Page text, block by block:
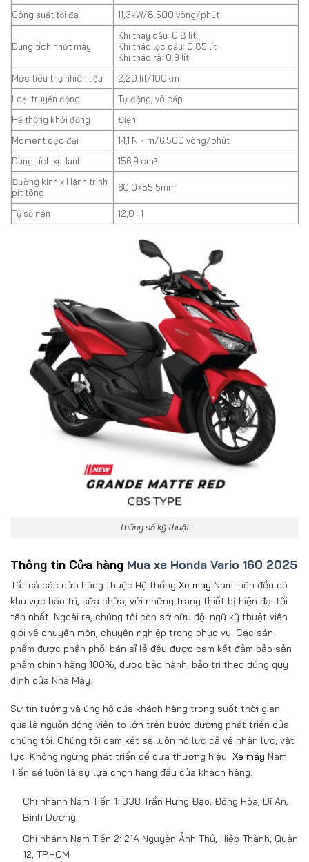
Công suất tối đa 11,3kW/8.500 vòng/phút
Dung tích nhớt máy
Khi thay dầu: 0.8 lít
Khi tháo lọc dầu: 0.85 lít
Khi tháo rã: 0.9 lít
Mức tiêu thụ nhiên liệu
2,20 lít/100km
Loại truyền động
Tự động, vô cấp
Hệ thống khởi động
Điện
Moment cực đại
14,1 N・m/6.500 vòng/phút
Dung tích xy-lanh
156,9 cm³
Đường kính x Hành trình
pít tông
60,0×55,5mm
Tỷ số nén 12,0 : 1
Thông số kỹ thuật
Thông tin Cửa hàng Mua xe Honda Vario 160 2025
Tất cả các cửa hàng thuộc Hệ thống Xe máy Nam Tiến đều có
khu vực bảo trì, sữa chữa, với những trang thiết bị hiện đại tối
tân nhất. Ngoài ra, chúng tôi còn sở hữu đội ngũ kỹ thuật viên
giỏi về chuyên môn, chuyên nghiệp trong phục vụ. Các sản
phẩm được phân phối bán sỉ lẻ đều được cam kết đảm bảo sản
phẩm chính hãng 100%, được bảo hành, bảo trì theo đúng quy
định của Nhà Máy.
Sự tin tưởng và ủng hộ của khách hàng trong suốt thời gian
qua là nguồn động viên to lớn trên bước đường phát triển của
chúng tôi. Chúng tôi cam kết sẽ luôn nỗ lực cả về nhân lực, vật
lực. Không ngừng phát triển để đưa thương hiệu Xe máy Nam
Tiến sẽ luôn là sự lựa chọn hàng đầu của khách hàng.
Chi nhánh Nam Tiến 1: 338 Trần Hưng Đạo, Đông Hòa, Dĩ An,
Bình Dương
Chi nhánh Nam Tiến 2: 21A Nguyễn Ảnh Thủ, Hiệp Thành, Quận
12, TP.HCM